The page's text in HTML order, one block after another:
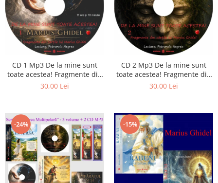
CD 1 Mp3 De la mine sunt
toate acestea! Fragmente din
cărțile lui Marius Ghidel
30,00 Lei
CD 2 Mp3 De la mine sunt
toate acestea! Fragmente din
cărțile lui Marius Ghidel
30,00 Lei
-24% -15%